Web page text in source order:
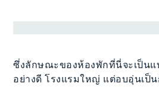
ซึ่งลักษณะของห้องพักที่นี่จะเป็น
อย่างดี โรงแรมใหญ่ แต่อบอุ่นเป็น